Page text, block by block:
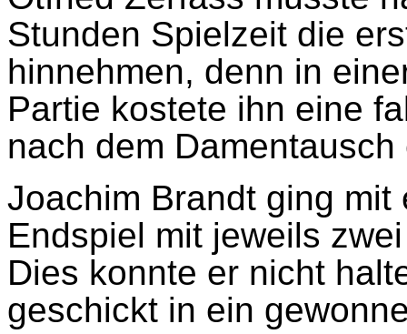
Stunden Spielzeit die
hinnehmen, denn in
Partie kostete ihn eine
nach dem
Joachim Brandt ging
Endspiel mit jeweils
Dies konnte er nicht
geschickt in ein